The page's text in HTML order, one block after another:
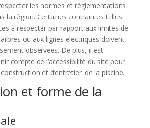
les normes et réglementations
la région. Certaines contraintes telles
à respecter par rapport aux limites de
ou aux lignes électriques doivent
observées. De plus, il est
compte de l’accessibilité du site pour
et d’entretien de la piscine.
et forme de la